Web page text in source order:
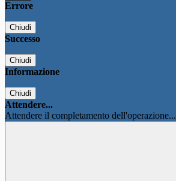
Errore
Chiudi
Successo
Chiudi
Informazione
Chiudi
Attendere...
Attendere il completamento dell'operazione...